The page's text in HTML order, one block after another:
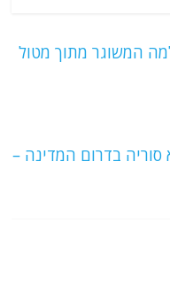
המשוגר מתוך מטול
בדרום המדינה –